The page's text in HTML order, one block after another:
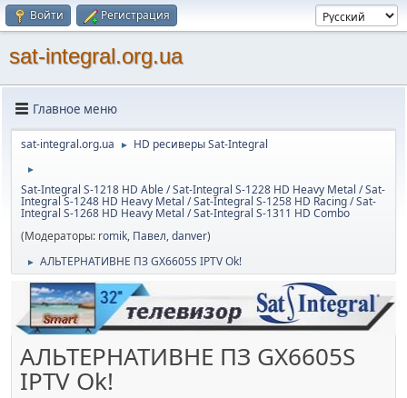
Войти Регистрация
sat-integral.org.ua
Главное меню
sat-integral.org.ua ► HD ресиверы Sat-Integral
►
Sat-Integral S-1218 HD Able / Sat-Integral S-1228 HD Heavy Metal / Sat-
Integral S-1248 HD Heavy Metal / Sat-Integral S-1258 HD Racing / Sat-
Integral S-1268 HD Heavy Metal / Sat-Integral S-1311 HD Combo
(Модераторы: romik, Павел,danver)
► АЛЬТЕРНАТИВНЕ ПЗ GX6605S IPTV Ok!
АЛЬТЕРНАТИВНЕ ПЗ GX6605S
IPTV Ok!